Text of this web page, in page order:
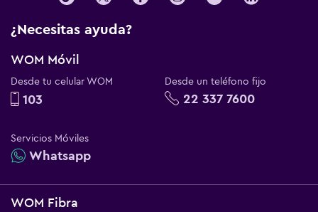
¿Necesitas ayuda?
WOM Móvil
Desde tu celular WOM
103
Desde un teléfono fijo
22 337 7600
Servicios Móviles
Whatsapp
WOM Fibra